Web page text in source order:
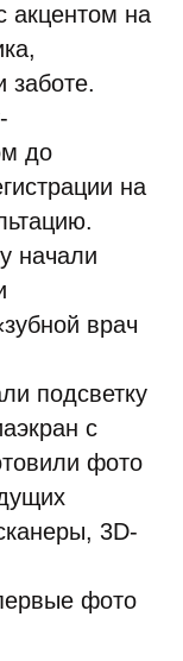
акцентом на
заботе.
до
на
начали
врач
подсветку
с
фото
3D-
фото